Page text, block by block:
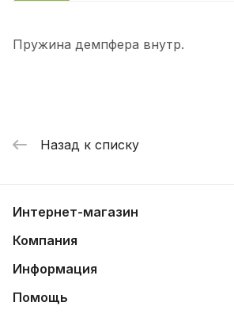
Пружина демпфера внутр.
Назад к списку
Интернет-магазин
Компания
Информация
Помощь